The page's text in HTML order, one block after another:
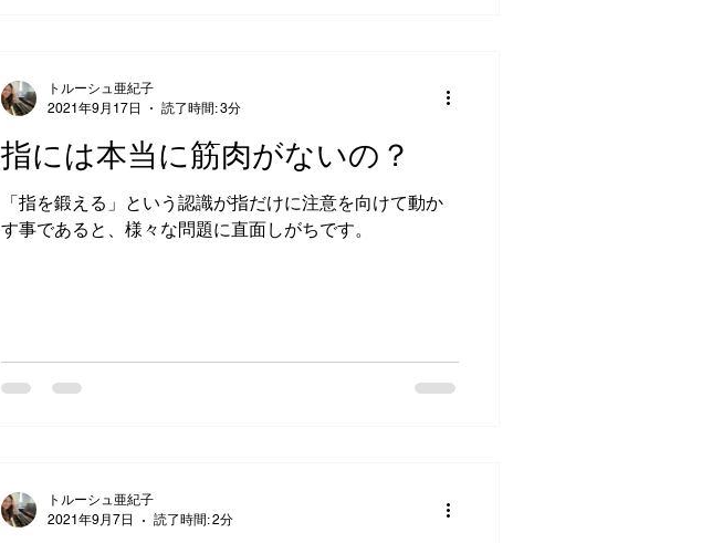
指には本当に筋肉がないの？
「指を鍛える」という認識が指だけに注意を向けて動か
す事であると、様々な問題に直面しがちです。
トルーシュ亜紀子
2021年9月17日
読了時間: 3分
トルーシュ亜紀子
2021年9月7日
読了時間: 2分